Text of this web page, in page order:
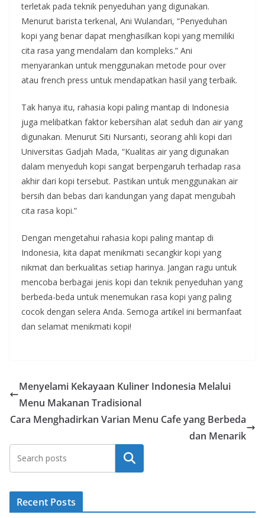
terletak pada teknik penyeduhan yang digunakan.
Menurut barista terkenal, Ani Wulandari, “Penyeduhan
kopi yang benar dapat menghasilkan kopi yang memiliki
cita rasa yang mendalam dan kompleks.” Ani
menyarankan untuk menggunakan metode pour over
atau french press untuk mendapatkan hasil yang terbaik.
Tak hanya itu, rahasia kopi paling mantap di Indonesia
juga melibatkan faktor kebersihan alat seduh dan air yang
digunakan. Menurut Siti Nursanti, seorang ahli kopi dari
Universitas Gadjah Mada, “Kualitas air yang digunakan
dalam menyeduh kopi sangat berpengaruh terhadap rasa
akhir dari kopi tersebut. Pastikan untuk menggunakan air
bersih dan bebas dari kandungan yang dapat mengubah
cita rasa kopi.”
Dengan mengetahui rahasia kopi paling mantap di
Indonesia, kita dapat menikmati secangkir kopi yang
nikmat dan berkualitas setiap harinya. Jangan ragu untuk
mencoba berbagai jenis kopi dan teknik penyeduhan yang
berbeda-beda untuk menemukan rasa kopi yang paling
cocok dengan selera Anda. Semoga artikel ini bermanfaat
dan selamat menikmati kopi!
Menyelami Kekayaan Kuliner Indonesia Melalui
Menu Makanan Tradisional
Cara Menghadirkan Varian Menu Cafe yang Berbeda
dan Menarik
Search
Recent Posts